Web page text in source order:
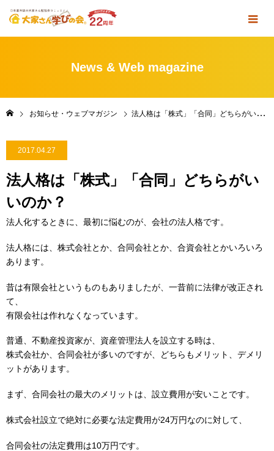
News & Web magazine
お知らせ・ウェブマガジン 法人格は「株式」「合同」どちらがいいのか？
2017.04.27
法人格は「株式」「合同」どちらがい
いのか？
法人化するときに、最初に悩むのが、会社の法人格です。
法人格には、株式会社とか、合同会社とか、合資会社とかいろいろ
あります。
昔は有限会社というものもありましたが、一昔前に法律が改正され
て、
有限会社は作れなくなっています。
普通、不動産投資家が、資産管理法人を設立する時は、
株式会社か、合同会社が多いのですが、どちらもメリット、デメリ
ットがあります。
まず、合同会社の最大のメリットは、設立費用が安いことです。
株式会社設立で絶対に必要な法定費用が24万円なのに対して、
合同会社の法定費用は10万円です。